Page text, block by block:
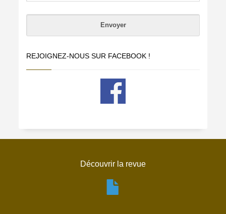
REJOIGNEZ-NOUS SUR FACEBOOK !
Découvrir la revue